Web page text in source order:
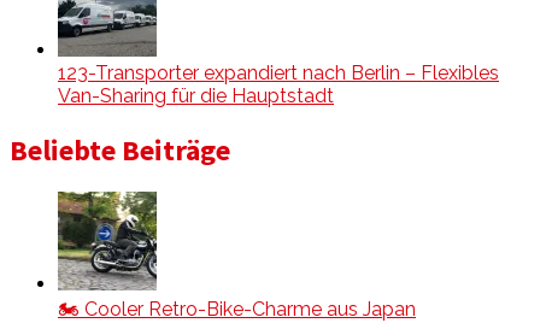
123-Transporter expandiert nach Berlin – Flexibles
Van-Sharing für die Hauptstadt
Beliebte Beiträge
🏍️ Cooler Retro-Bike-Charme aus Japan